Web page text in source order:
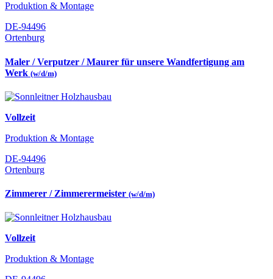
Produktion & Montage
DE-94496
Ortenburg
Maler / Verputzer / Maurer für unsere Wandfertigung am
Werk (w/d/m)
Vollzeit
Produktion & Montage
DE-94496
Ortenburg
Zimmerer / Zimmerermeister (w/d/m)
Vollzeit
Produktion & Montage